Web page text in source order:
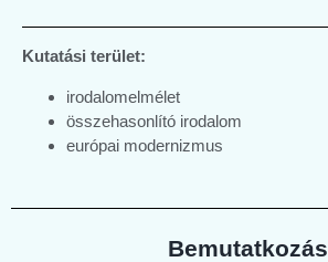
Kutatási terület:
irodalomelmélet
összehasonlító irodalom
európai modernizmus
Bemutatkozás